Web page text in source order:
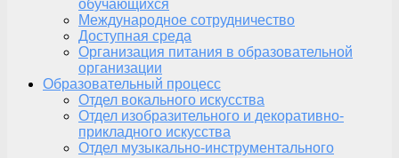
обучающихся
Международное сотрудничество
Доступная среда
Организация питания в образовательной
организации
Образовательный процесс
Отдел вокального искусства
Отдел изобразительного и декоративно-
прикладного искусства
Отдел музыкально-инструментального